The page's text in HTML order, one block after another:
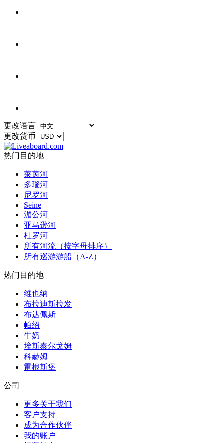
更改语言
更改货币
热门目的地
莱茵河
多瑙河
尼罗河
Seine
湄公河
亚马逊河
杜罗河
所有河流（按字母排序）
所有巡游游船（A-Z）
热门目的地
维也纳
布拉迪斯拉发
布达佩斯
帕绍
牛奶
埃斯泰尔戈姆
科赫姆
雷根斯堡
公司
更多关于我们
客户支持
成为合作伙伴
我的账户